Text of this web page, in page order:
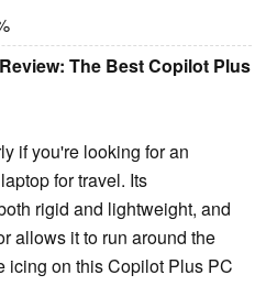
The Best Copilot Plus
if you're looking for an
for travel. Its
rigid and lightweight, and
allows it to run around the
icing on this Copilot Plus PC